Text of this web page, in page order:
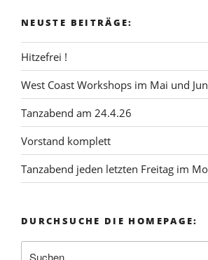
NEUSTE BEITRÄGE:
Hitzefrei !
West Coast Workshops im Mai und
Tanzabend am 24.4.26
Vorstand komplett
Tanzabend jeden letzten Freitag im
DURCHSUCHE DIE HOMEPAGE: